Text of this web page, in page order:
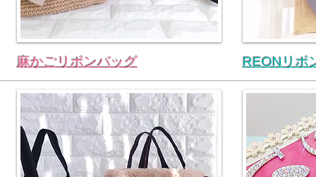
麻かごリボンバッグ REONリボ